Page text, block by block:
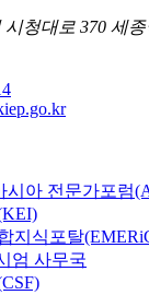
시청대로 370 세
시아 전문가포럼
지식포탈
엄 사무국